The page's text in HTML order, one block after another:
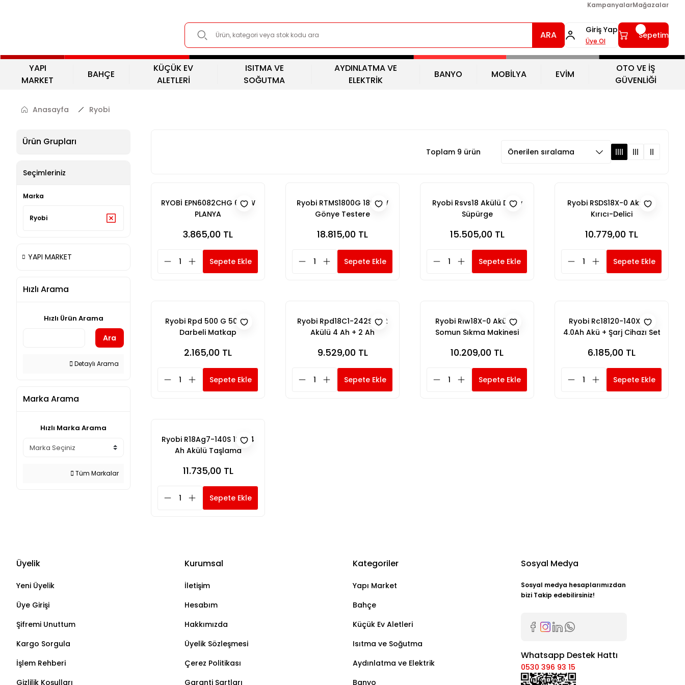
KampanyalarMağazalar
ARA Giriş Yap
Üye Ol
Sepetim
YAPI
MARKET
BAHÇE
KÜÇÜK EV
ALETLERİ
ISITMA VE
SOĞUTMA
AYDINLATMA VE
ELEKTRİK
BANYO MOBİLYA EVİM
OTO VE İŞ
GÜVENLİĞİ
Anasayfa Ryobi
Ürün Grupları
Seçimleriniz
Marka
Ryobi
YAPI MARKET
Hızlı Arama
Hızlı Ürün Arama
Ara
Detaylı Arama
Marka Arama
Hızlı Marka Arama
Tüm Markalar
Toplam 9 ürün
RYOBİ EPN6082CHG 600W
PLANYA
3.865,00 TL
Sepete Ekle
Ryobi RTMS1800G 1800 W
Gönye Testere
18.815,00 TL
Sepete Ekle
Ryobi Rsvs18 Akülü Dikey
Süpürge
15.505,00 TL
Sepete Ekle
Ryobi RSDS18X-0 Aküsüz
Kırıcı-Delici
10.779,00 TL
Sepete Ekle
Ryobi Rpd 500 G 500 W
Darbeli Matkap
2.165,00 TL
Sepete Ekle
Ryobi Rpd18C1-242S Çift
Akülü 4 Ah + 2 Ah
9.529,00 TL
Sepete Ekle
Ryobi Rıw18X-0 Aküsüz
Somun Sıkma Makinesi
10.209,00 TL
Sepete Ekle
Ryobi Rc18120-140X 18V
4.0Ah Akü + Şarj Cihazı Set
6.185,00 TL
Sepete Ekle
Ryobi R18Ag7-140S 18 V 4
Ah Akülü Taşlama
11.735,00 TL
Sepete Ekle
Üyelik
Yeni Üyelik
Üye Girişi
Şifremi Unuttum
Kargo Sorgula
İşlem Rehberi
Gizlilik Koşulları
Kurumsal
İletişim
Hesabım
Hakkımızda
Üyelik Sözleşmesi
Çerez Politikası
Garanti Şartları
Kategoriler
Yapı Market
Bahçe
Küçük Ev Aletleri
Isıtma ve Soğutma
Aydınlatma ve Elektrik
Banyo
Sosyal Medya
Sosyal medya hesaplarımızdan
bizi Takip edebilirsiniz!
Whatsapp Destek Hattı
0530 396 93 15